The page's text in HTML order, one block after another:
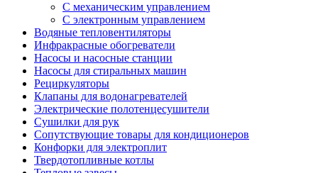
С механическим управлением
С электронным управлением
Водяные тепловентиляторы
Инфракрасные обогреватели
Насосы и насосные станции
Насосы для стиральных машин
Рециркуляторы
Клапаны для водонагревателей
Электрические полотенцесушители
Сушилки для рук
Сопутствующие товары для кондиционеров
Конфорки для электроплит
Твердотопливные котлы